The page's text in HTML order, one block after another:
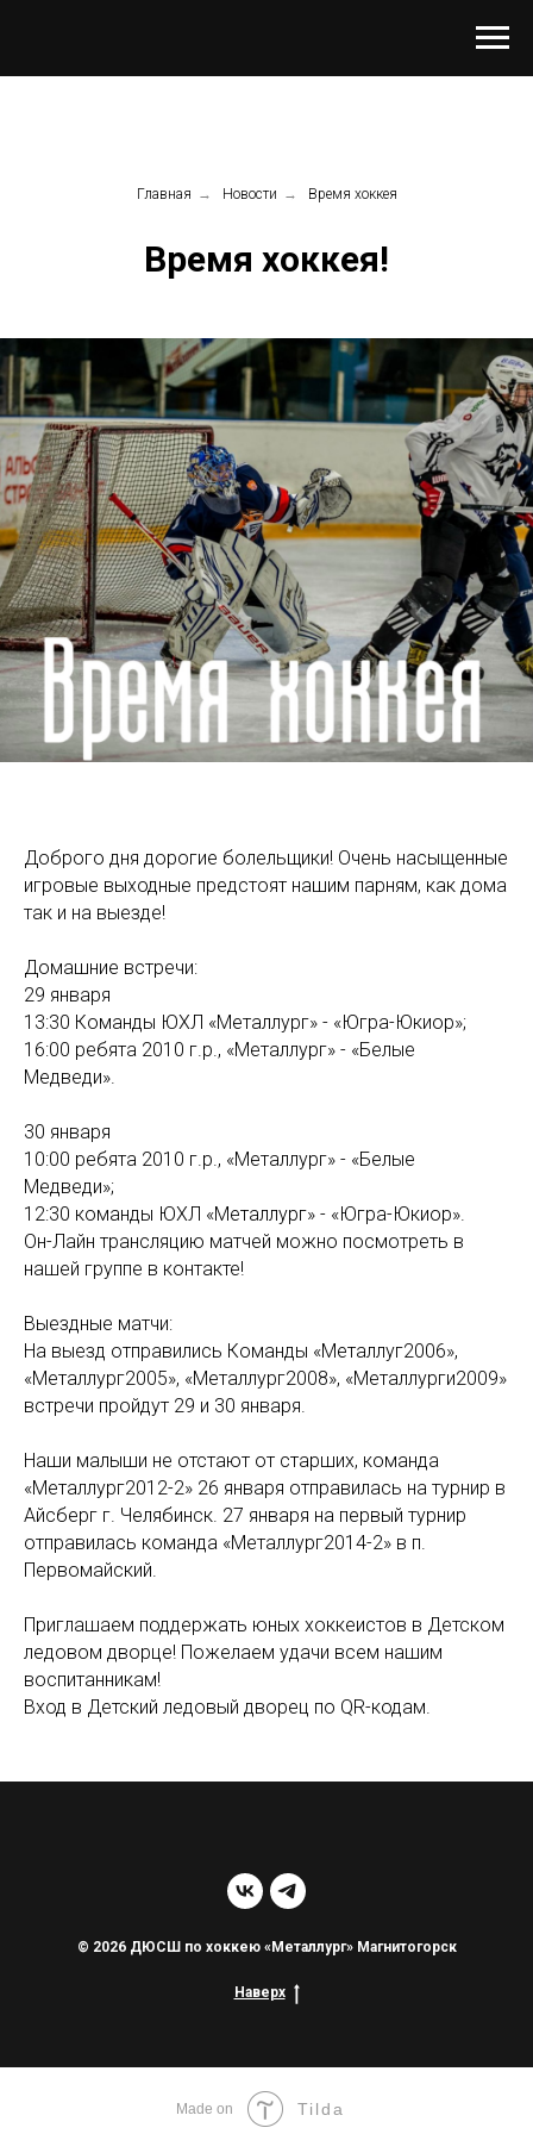
Главная → Новости → Время хоккея
Время хоккея!
Доброго дня дорогие болельщики! Очень насыщенные
игровые выходные предстоят нашим парням, как дома
так и на выезде!
Домашние встречи:
29 января
13:30 Команды ЮХЛ «Металлург» - «Югра-Юкиор»;
16:00 ребята 2010 г.р., «Металлург» - «Белые
Медведи».
30 января
10:00 ребята 2010 г.р., «Металлург» - «Белые
Медведи»;
12:30 команды ЮХЛ «Металлург» - «Югра-Юкиор».
Он-Лайн трансляцию матчей можно посмотреть в
нашей группе в контакте!
Выездные матчи:
На выезд отправились Команды «Металлуг2006»,
«Металлург2005», «Металлург2008», «Металлурги2009»
встречи пройдут 29 и 30 января.
Наши малыши не отстают от старших, команда
«Металлург2012-2» 26 января отправилась на турнир в
Айсберг г. Челябинск. 27 января на первый турнир
отправилась команда «Металлург2014-2» в п.
Первомайский.
Приглашаем поддержать юных хоккеистов в Детском
ледовом дворце! Пожелаем удачи всем нашим
воспитанникам!
Вход в Детский ледовый дворец по QR-кодам.
© 2026 ДЮСШ по хоккею «Металлург» Магнитогорск
Наверх
Made on Tilda